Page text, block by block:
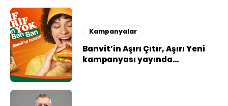
Kampanyalar
Banvit’in Aşırı Çıtır, Aşırı Yeni
kampanyası yayında…